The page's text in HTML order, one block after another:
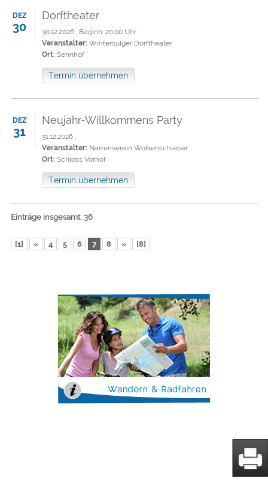
DEZ
30
Dorftheater
30.12.2026 , Beginn: 20:00 Uhr
Veranstalter:Wintersulger Dorftheater
Ort: Sennhof
Termin übernehmen
DEZ
31
Neujahr-Willkommens Party
31.12.2026 ,
Veranstalter: Narrenverein Wolkenschieber
Ort: Schloss Vorhof
Termin übernehmen
Einträge insgesamt: 36
[1] « 4 5 6 7 8 » [8]